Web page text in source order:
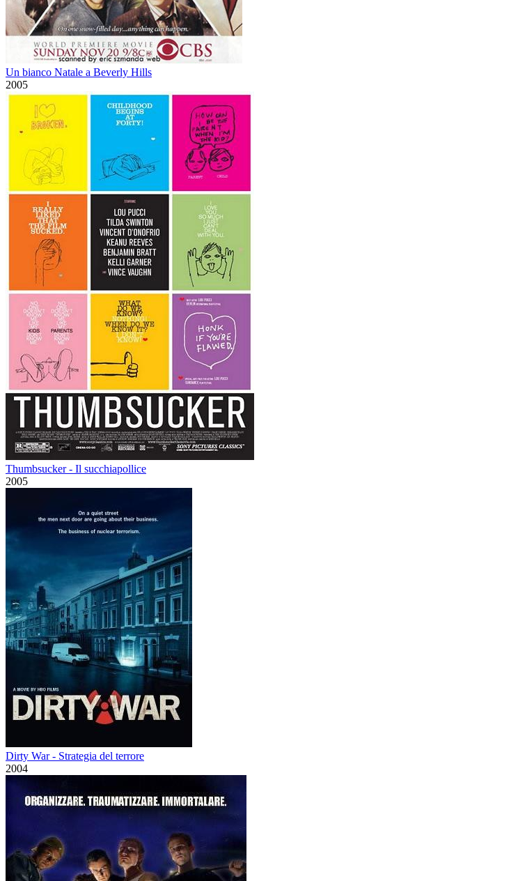
Un bianco Natale a Beverly Hills
2005
Thumbsucker - Il succhiapollice
2005
Dirty War - Strategia del terrore
2004